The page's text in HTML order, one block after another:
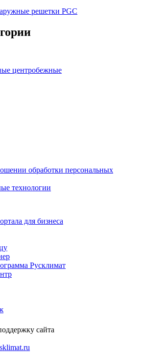
решетки PGC
центробежные
обработки персональных
технологии
для бизнеса
Русклимат
сайта